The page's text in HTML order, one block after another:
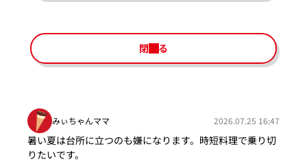
閉じる
みぃちゃんママ 2026.07.25 16:47
暑い夏は台所に立つのも嫌になります。時短料理で乗り切
りたいです。